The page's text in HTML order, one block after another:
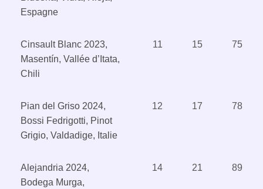
Espagne
Cinsault Blanc 2023,
Masentín, Vallée d’Itata,
Chili
11 15 75
Pian del Griso 2024,
Bossi Fedrigotti, Pinot
Grigio, Valdadige, Italie
12 17 78
Alejandria 2024,
Bodega Murga,
14 21 89